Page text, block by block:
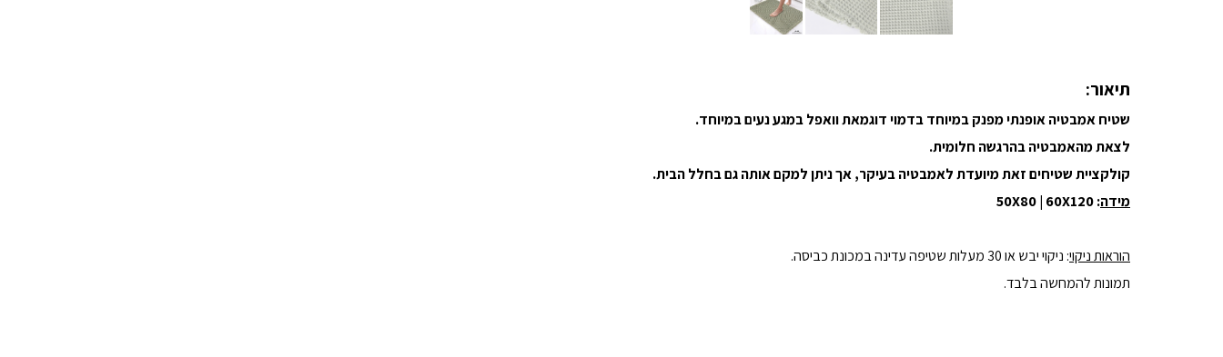
תיאור:
שטיח אמבטיה אופנתי מפנק במיוחד בדמוי דוגמאת וואפל במגע נעים במיוחד.
לצאת מהאמבטיה בהרגשה חלומית.
קולקציית שטיחים זאת מיועדת לאמבטיה בעיקר, אך ניתן למקם אותה גם בחלל הבית.
מידה: 50X80 | 60X120
הוראות ניקוי: ניקוי יבש או 30 מעלות שטיפה עדינה במכונת כביסה.
תמונות להמחשה בלבד.